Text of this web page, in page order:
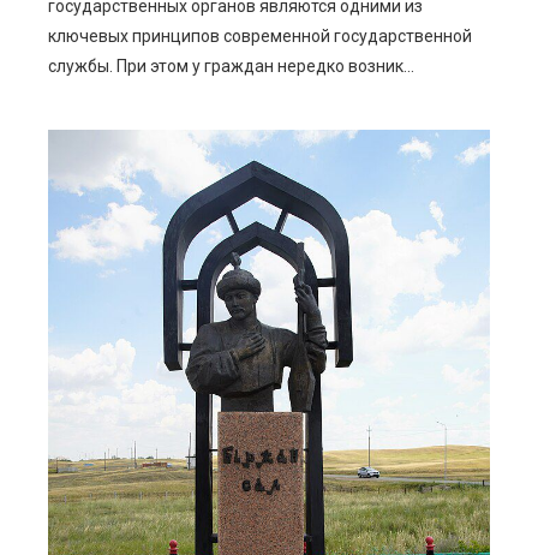
государственных органов являются одними из
ключевых принципов современной государственной
службы. При этом у граждан нередко возник...